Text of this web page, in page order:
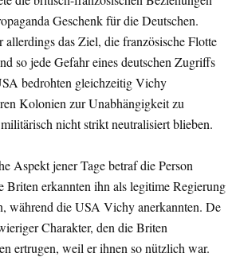
Geschenk für die Deutschen.
allerdings das Ziel, die französische Flotte
so jede Gefahr eines deutschen Zugriffs
bedrohten gleichzeitig Vichy
Kolonien zur Unabhängigkeit zu
nicht strikt neutralisiert blieben.
Aspekt jener Tage betraf die Person
Briten erkannten ihn als legitime Regierung
während die USA Vichy anerkannten. De
Charakter, den die Briten
ertrugen, weil er ihnen so nützlich war.